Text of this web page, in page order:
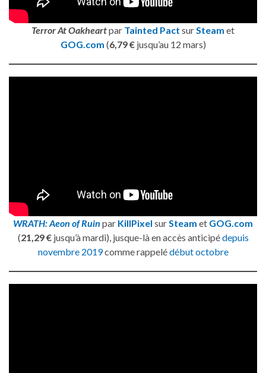
Terror At Oakheartpar Tainted Pact surSteam et
GOG.com (6,79 €jusqu’au 12 mars)
WRATH: Aeon of Ruin par KillPixel surSteam et GOG.com
(21,29 €jusqu’à mardi), jusque-là en accès anticipédepuis
novembre 2019comme rappelédébut octobre